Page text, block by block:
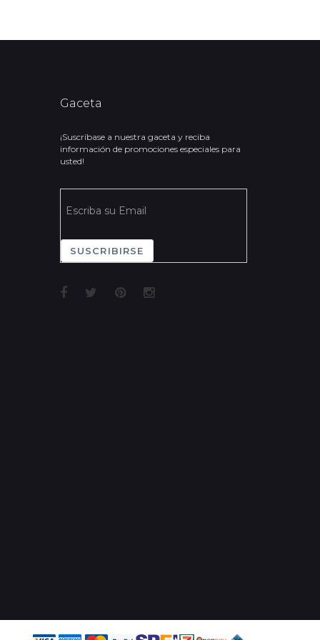
Gaceta
¡Suscríbase a nuestra gaceta y reciba
información de promociones especiales para
usted!
SUSCRIBIRSE